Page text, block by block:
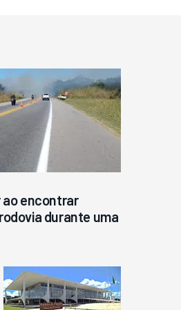
ao encontrar
durante uma